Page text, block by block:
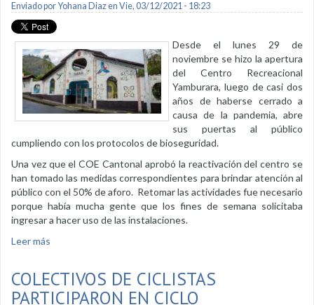
Enviado porYohana Diazen Vie, 03/12/2021 - 18:23
Desde el lunes 29 de
noviembre se hizo la apertura
del Centro Recreacional
Yamburara, luego de casi dos
años de haberse cerrado a
causa de la pandemia, abre
sus puertas al público
cumpliendo con los protocolos de bioseguridad.
Una vez que el COE Cantonal aprobó la reactivación del centro se
han tomado las medidas correspondientes para brindar atención al
público con el 50% de aforo. Retomar las actividades fue necesario
porque había mucha gente que los fines de semana solicitaba
ingresar a hacer uso de las instalaciones.
Leer más
COLECTIVOS DE CICLISTAS
PARTICIPARON EN CICLO